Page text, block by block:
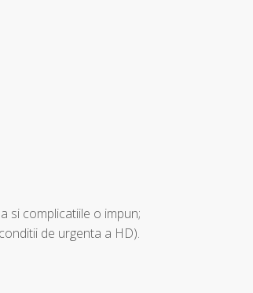
si complicatiile o impun;
de urgenta a HD).